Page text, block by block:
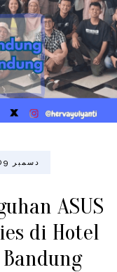
دسمبر 09, 2025
ASUS
di Hotel